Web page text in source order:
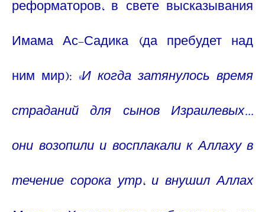
реформаторов, в свете высказывания
Имама Ас-Садика (да пребудет над
ним мир): «И когда затянулось время
страданий для сынов Израилевых...
они возопили и восплакали к Аллаху в
течение сорока утр, и внушил Аллах